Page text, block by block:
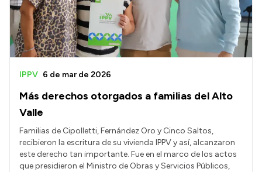
Más derechos otorgados a familias del Alto
Valle
IPPV 6 de mar de 2026
Familias de Cipolletti, Fernández Oro y Cinco Saltos,
recibieron la escritura de su vivienda IPPV y así, alcanzaron
este derecho tan importante. Fue en el marco de los actos
que presidieron el Ministro de Obras y Servicios Públicos,